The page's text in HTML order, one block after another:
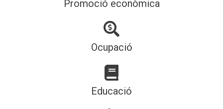
Promoció econòmica
Ocupació
Educació